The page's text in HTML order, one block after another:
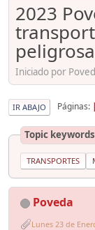
2023
Iniciado por
IR ABAJO Páginas
Topic keywords
TRANSPORTES
Poveda
Lunes 23 de